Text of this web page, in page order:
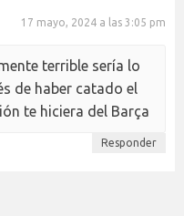
17 mayo, 2024 a las 3:05 pm
terrible sería lo
de haber catado el
te hiciera del Barça
Responder